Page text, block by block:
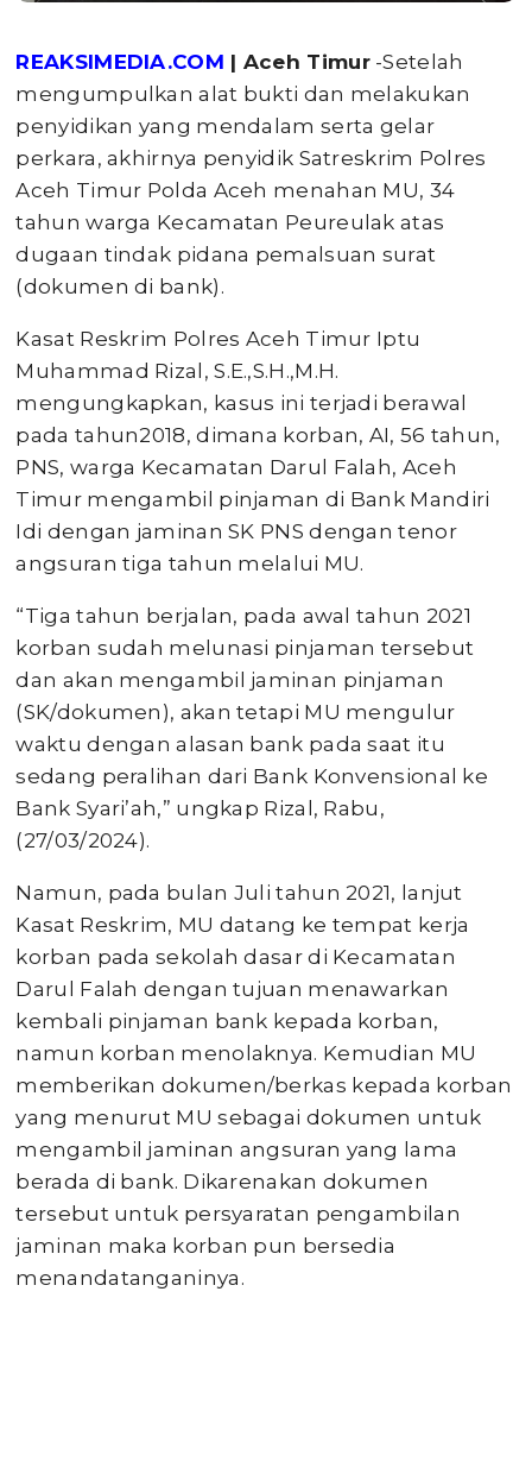
REAKSIMEDIA.COM | Aceh Timur-Setelah
mengumpulkan alat bukti dan melakukan
penyidikan yang mendalam serta gelar
perkara, akhirnya penyidik Satreskrim Polres
Aceh Timur Polda Aceh menahan MU, 34
tahun warga Kecamatan Peureulak atas
dugaan tindak pidana pemalsuan surat
(dokumen di bank).
Kasat Reskrim Polres Aceh Timur Iptu
Muhammad Rizal, S.E.,S.H.,M.H.
mengungkapkan, kasus ini terjadi berawal
pada tahun2018, dimana korban, AI, 56 tahun,
PNS, warga Kecamatan Darul Falah, Aceh
Timur mengambil pinjaman di Bank Mandiri
Idi dengan jaminan SK PNS dengan tenor
angsuran tiga tahun melalui MU.
“Tiga tahun berjalan, pada awal tahun 2021
korban sudah melunasi pinjaman tersebut
dan akan mengambil jaminan pinjaman
(SK/dokumen), akan tetapi MU mengulur
waktu dengan alasan bank pada saat itu
sedang peralihan dari Bank Konvensional ke
Bank Syari’ah,” ungkap Rizal, Rabu,
(27/03/2024).
Namun, pada bulan Juli tahun 2021, lanjut
Kasat Reskrim, MU datang ke tempat kerja
korban pada sekolah dasar di Kecamatan
Darul Falah dengan tujuan menawarkan
kembali pinjaman bank kepada korban,
namun korban menolaknya. Kemudian MU
memberikan dokumen/berkas kepada korban
yang menurut MU sebagai dokumen untuk
mengambil jaminan angsuran yang lama
berada di bank. Dikarenakan dokumen
tersebut untuk persyaratan pengambilan
jaminan maka korban pun bersedia
menandatanganinya.